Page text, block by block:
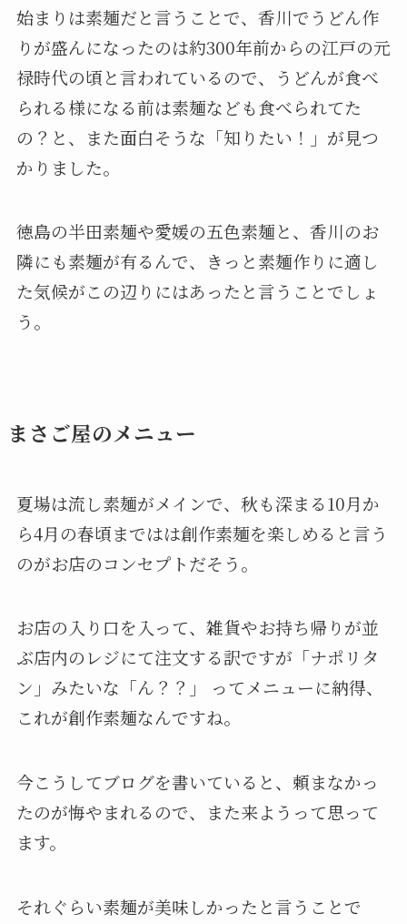
始まりは素麺だと言うことで、香川でうどん作
りが盛んになったのは約300年前からの江戸の元
禄時代の頃と言われているので、うどんが食べ
られる様になる前は素麺なども食べられてた
の？と、また面白そうな「知りたい！」が見つ
かりました。
徳島の半田素麺や愛媛の五色素麺と、香川のお
隣にも素麺が有るんで、きっと素麺作りに適し
た気候がこの辺りにはあったと言うことでしょ
う。
まさご屋のメニュー
夏場は流し素麺がメインで、秋も深まる10月か
ら4月の春頃まではは創作素麺を楽しめると言う
のがお店のコンセプトだそう。
お店の入り口を入って、雑貨やお持ち帰りが並
ぶ店内のレジにて注文する訳ですが「ナポリタ
ン」みたいな「ん？？」 ってメニューに納得、
これが創作素麺なんですね。
今こうしてブログを書いていると、頼まなかっ
たのが悔やまれるので、また来ようって思って
ます。
それぐらい素麺が美味しかったと言うことで